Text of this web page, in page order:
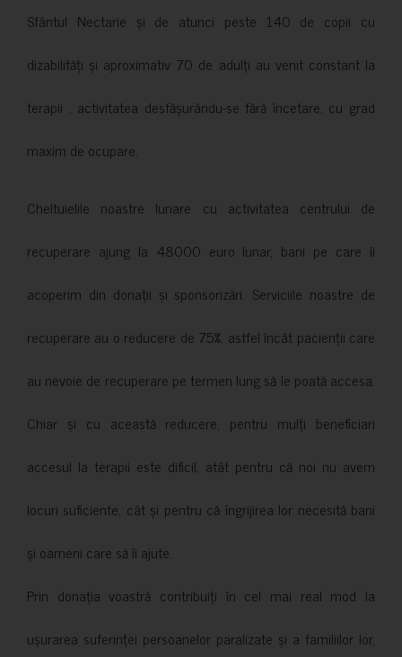
Sfântul Nectarie și de atunci peste 140 de copii cu
dizabilități și aproximativ 70 de adulți au venit constant la
terapii , activitatea desfășurându-se fără încetare, cu grad
maxim de ocupare.
Cheltuielile noastre lunare cu activitatea centrului de
recuperare ajung la 48000 euro lunar, bani pe care îi
acoperim din donații și sponsorizări. Serviciile noastre de
recuperare au o reducere de 75%, astfel încât pacienții care
au nevoie de recuperare pe termen lung să le poată accesa.
Chiar și cu această reducere, pentru mulți beneficiari
accesul la terapii este dificil, atât pentru că noi nu avem
locuri suficiente, cât și pentru că îngrijirea lor necesită bani
și oameni care să îi ajute.
Prin donația voastră contribuiți în cel mai real mod la
ușurarea suferinței persoanelor paralizate și a familiilor lor,